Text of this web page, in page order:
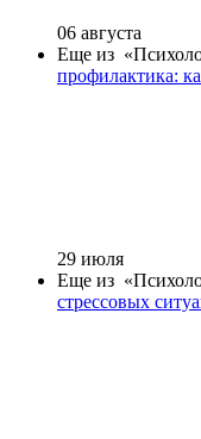
06 августа
Еще из
профилактика:
29 июля
Еще из
стрессовых